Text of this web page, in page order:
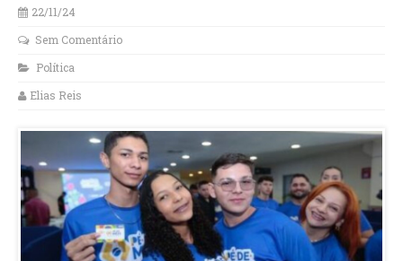
22/11/24
Sem Comentário
Política
Elias Reis